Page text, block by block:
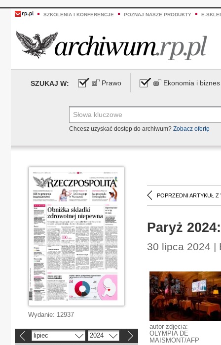
SZKOLENIA I KONFERENCJE POZNAJ NASZE PRODUKTY E-
SZUKAJ W: Prawo Ekonomia i biznes
Chcesz uzyskać dostęp do archiwum? Zobacz ofertę
POPRZEDNI ARTYKUŁ Z
Paryż
30 lipca 2024 |
autor zdjęcia:
OLYMPIA DE
MAISMONT/AFP
Wydanie: 12937
lipiec 2024